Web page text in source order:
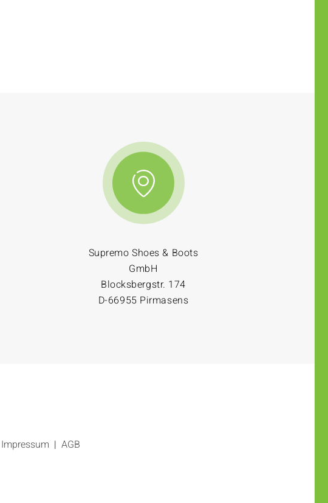
Supremo Shoes & Boots
GmbH
Blocksbergstr. 174
D-66955 Pirmasens
Impressum AGB